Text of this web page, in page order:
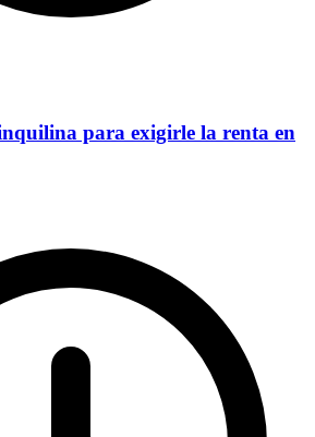
para exigirle la renta en